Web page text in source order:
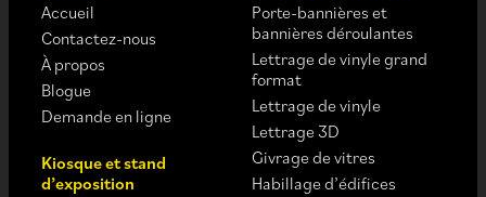
Accueil
Contactez-nous
À propos
Blogue
Demande en ligne
Kiosque et stand
d’exposition
Porte-bannières et
bannières déroulantes
Lettrage de vinyle grand
format
Lettrage de vinyle
Lettrage 3D
Givrage de vitres
Habillage d’édifices